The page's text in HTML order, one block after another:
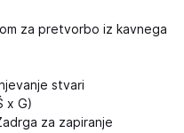
za pretvorbo iz kavnega
stvari
x G)
za zapiranje